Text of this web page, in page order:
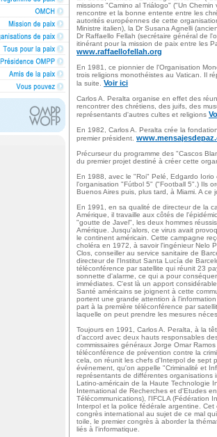
missions "Camino al Triálogo" ("Un
rencontre et la bonne entente entre les
autorités européennes de cette
Ministre italien), la Dr Susana Agnelli
Dr Raffaello Fellah (secrétaire général de
itinérant pour la mission de paix entre les
www.raffaellofellah.org
En 1981, ce pionnier de l'Organisation
trois religions monothéistes au Vatican. Il
la suite. Voir ici
Carlos A. Peralta organise en effet des
rencontrer des chrétiens, des juifs, des
représentants d'autres cultes et religions
En 1982, Carlos A. Peralta crée la
premier président.
Précurseur du programme des "Cascos
du premier projet destiné à créer cette
En 1988, avec le "Roi" Pelé, Edgardo
l'organisation "Fútbol 5" ("Football 5".) Ils
Buenos Aires puis, plus tard, à Miami. A
En 1991, en sa qualité de directeur de la
Amérique, il travaille aux côtés de
"goutte de Javel", les deux hommes
Amérique. Jusqu'alors, ce virus avait
le continent américain. Cette campagne
choléra en 1972, à savoir l'ingénieur Nelo
Clos, conseiller au service sanitaire de
directeur de l'Institut Santa Lucía de
téléconférence par satellite qui réunit 23
sonnette d'alarme, ce qui a pour
immédiates. C'est là un apport
Santé américains se joignent à cette
portent une grande attention à
part à la première téléconférence par
laquelle on peut prendre les mesures
Toujours en 1991, Carlos A. Peralta, à la
d'accord avec deux hauts responsables
commissaires généraux Jorge Omar
téléconférence de prévention contre la
cela, on réunit les chefs d'Interpol de sept
événement, qu'on appelle "Criminalité et
représentants de différentes organisations
Latino-américain de la Haute Technologie
International de Recherches et d'Etudes
Télécommunications), l'IFCLA (Fédération
Interpol et la police fédérale argentine.
congrès international au sujet de ce mal
toile, le premier congrès à aborder la
liés à l'informatique.